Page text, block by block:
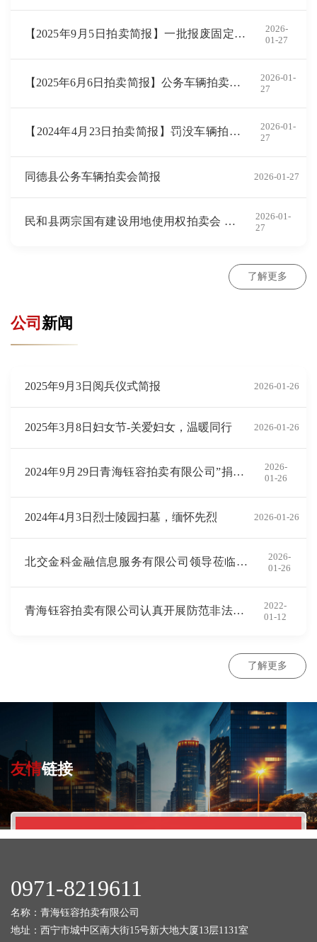
【2025年9月5日拍卖简报】一批报废固定资
2026-
01-27
【2025年6月6日拍卖简报】公务车辆拍卖溢
2026-01-
27
【2024年4月23日拍卖简报】罚没车辆拍卖
2026-01-
27
同德县公务车辆拍卖会简报 2026-01-27
民和县两宗国有建设用地使用权拍卖会 简
2026-01-
27
了解更多
公司 新闻
2025年9月3日阅兵仪式简报 2026-01-26
2025年3月8日妇女节-关爱妇女，温暖同行 2026-01-26
2024年9月29日青海钰容拍卖有限公司”捐资
2026-
01-26
2024年4月3日烈士陵园扫墓，缅怀先烈 2026-01-26
北交金科金融信息服务有限公司领导莅临青
2026-
01-26
青海钰容拍卖有限公司认真开展防范非法集
2022-
01-12
了解更多
友情链接
0971-8219611
名称：青海钰容拍卖有限公司
地址：西宁市城中区南大街15号新大地大厦13层1131室